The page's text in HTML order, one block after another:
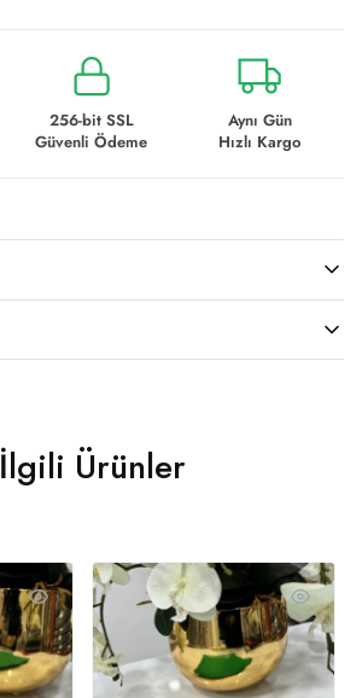
256-bit SSL
Güvenli Ödeme
Aynı Gün
Hızlı Kargo
İlgili Ürünler